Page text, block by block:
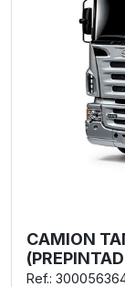
CAMION
Ref.: